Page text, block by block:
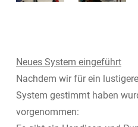
Neues System eingeführt
Nachdem wir für ein
System gestimmt haben
vorgenommen: